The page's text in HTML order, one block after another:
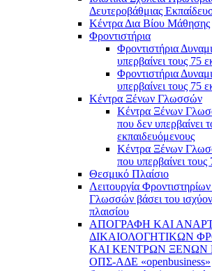
Δευτεροβάθμιας
Κέντρα Δια Βίου Μάθησης
Φροντιστήρια
Φροντιστήρια
υπερβαίνει τους 75
Φροντιστήρια
υπερβαίνει τους 75
Κέντρα Ξένων Γλωσσών
Kέντρα Ξένων
που δεν υπερβαίνει
εκπαιδευόμενους
Kέντρα Ξένων
που υπερβαίνει
Θεσμικό Πλαίσιο
Λειτουργία
Γλωσσών βάσει του
πλαισίου
ΑΠΟΓΡΑΦΗ ΚΑΙ
ΔΙΚΑΙΟΛΟΓΗΤΙΚΩΝ
ΚΑΙ ΚΕΝΤΡΩΝ ΞΕΝΩΝ
ΟΠΣ-ΑΔΕ «openbusiness»